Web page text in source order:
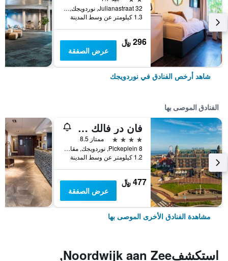
Julianastraat 32, نوردويجك, مقاطعة جنوب هولندا, هولندا
1.3 كيلومتر عن وسط المدينة
296 ﷼
عرض الصفقة
شاهد أرخص الفنادق في نوردويجك
الفنادق الموصى بها
فان در فالك بالاس هوتل نوردفيك
4 نجوم
ممتاز 8.5
Pickeplein 8, نوردويجك, مقاطعة جنوب هولندا, هولندا
1.2 كيلومتر عن وسط المدينة
477 ﷼
عرض الصفقة
مشاهدة الفنادق الأخرى الموصى بها
استكشفNoordwijk aan Zee,